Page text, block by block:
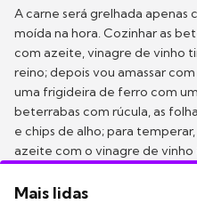
A carne será grelhada apenas
moída na hora. Cozinhar as
com azeite, vinagre de vinho
reino; depois vou amassar
uma frigideira de ferro com
beterrabas com rúcula, as
e chips de alho; para
azeite com o vinagre de
Mais lidas